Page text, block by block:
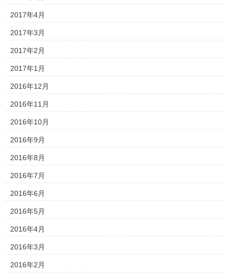
2017年4月
2017年3月
2017年2月
2017年1月
2016年12月
2016年11月
2016年10月
2016年9月
2016年8月
2016年7月
2016年6月
2016年5月
2016年4月
2016年3月
2016年2月